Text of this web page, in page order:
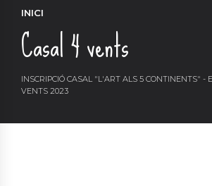
INICI
Casal 4 vents
INSCRIPCIÓ CASAL "L'ART ALS 5 CONTINENTS" -
VENTS 2023